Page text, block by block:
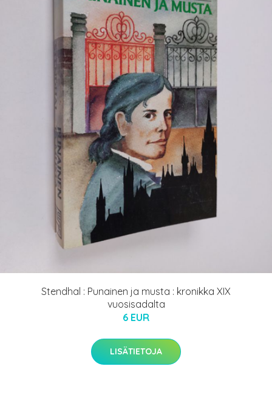
Stendhal : Punainen ja musta : kronikka XIX
vuosisadalta
6 EUR
LISÄTIETOJA